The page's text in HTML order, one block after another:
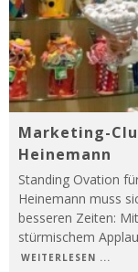
Marketing-
Heinemann
Standing Ovation
Heinemann muss
besseren Zeiten:
stürmischem
WEITERLESEN ...